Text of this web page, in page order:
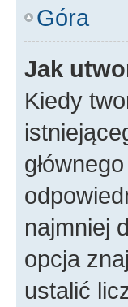
Góra
Jak
Kiedy
najmniej
opcja
ustalić